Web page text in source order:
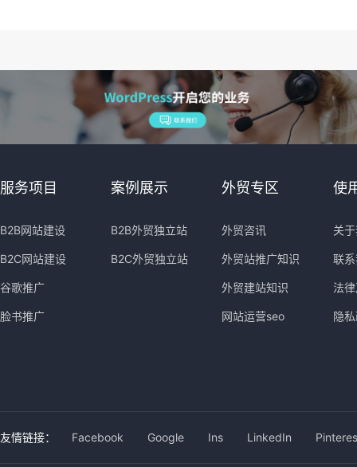
服务项目
B2B网站建设
B2C网站建设
谷歌推广
脸书推广
案例展示
B2B外贸独立站
B2C外贸独立站
外贸专区
外贸咨讯
外贸站推广知识
外贸建站知识
网站运营seo
使
关
联
法
隐
友情链接： Facebook Google Ins LinkedIn